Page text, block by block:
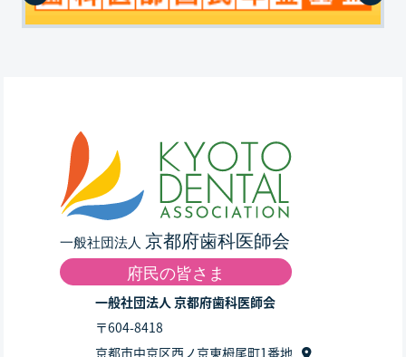
一般社団法人 京都府歯科医師会
〒604-8418
京都市中京区西ノ京東栂尾町1番地